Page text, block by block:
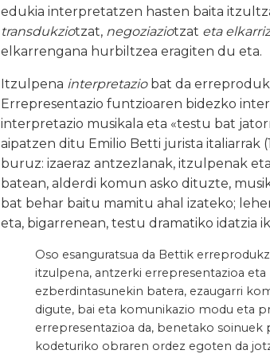
edukia interpretatzen hasten baita
transdukziotzat, negoziaziotzat eta
elkarrengana hurbiltzea eragiten du eta.
Itzulpena interpretazio bat da
Errepresentazio funtzioaren bidezko
interpretazio musikala eta «testu bat
aipatzen ditu Emilio Betti jurista italiarrak
buruz: izaeraz antzezlanak, itzulpenak
batean, alderdi komun asko dituzte,
bat behar baitu mamitu ahal izateko;
eta, bigarrenean, testu dramatiko idatzia
Oso esanguratsua da Bettik
itzulpena, antzerki errepresentazioa
ezberdintasunekin batera, ezaugarri
digute, bai eta komunikazio modu eta
errepresentazioa da, benetako
kodeturiko obraren ordez egoten da